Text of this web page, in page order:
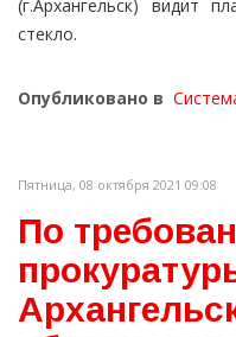
(г.Архангельск) видит
стекло.
Опубликовано в
Пятница, 08 октября 2021 09:08
По